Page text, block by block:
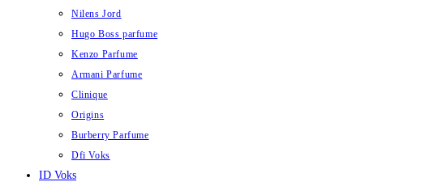
Nilens Jord
Hugo Boss parfume
Kenzo Parfume
Armani Parfume
Clinique
Origins
Burberry Parfume
Dfi Voks
ID Voks